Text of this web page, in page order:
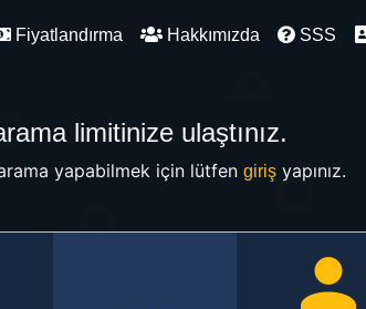
Fiyatlandırma Hakkımızda SSS
limitinize ulaştınız.
yapabilmek için lütfen girişyapınız.